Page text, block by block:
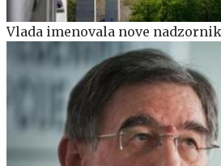
Vlada imenovala nove